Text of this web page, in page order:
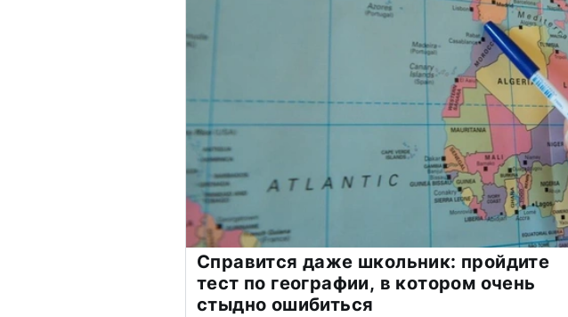
Справится даже школьник: пройдите
тест по географии, в котором очень
стыдно ошибиться